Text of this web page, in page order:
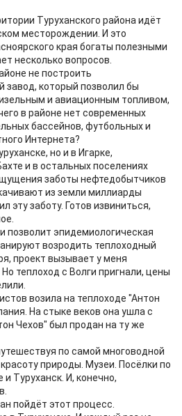
Туруханского района идёт
месторождении. И это
края богаты полезными
несколько вопросов.
не построить
который позволил бы
и авиационным топливом,
в районе нет современных
бассейнов, футбольных и
Интернета?
но и в Игарке,
и в остальных поселениях
заботы нефтедобытчиков
из земли миллиарды
эту заботу. Готов извиниться,
позволит эпидемиологическая
возродить теплоходный
проект вызывает у меня
теплоход с Волги пригнали, цены
возила на теплоходе "Антон
На стыке веков она ушла с
Чехов" был продан на ту же
по самой многоводной
природы. Музеи. Посёлки по
Туруханск. И, конечно,
пойдёт этот процесс.